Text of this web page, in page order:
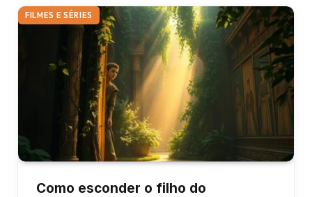
FILMES E SÉRIES
Como esconder o filho do